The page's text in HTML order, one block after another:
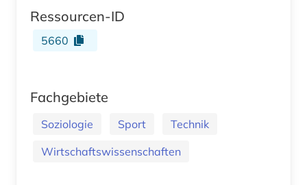
Ressourcen-ID
5660
Fachgebiete
Soziologie Sport
Technik
Wirtschaftswissenschaften